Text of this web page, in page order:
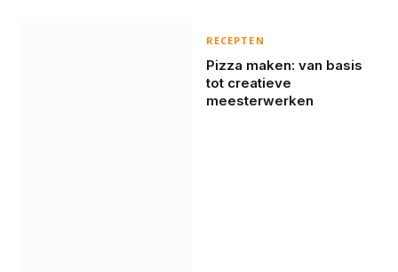
RECEPTEN
Pizza maken: van basis
tot creatieve
meesterwerken